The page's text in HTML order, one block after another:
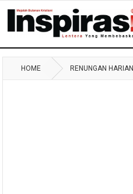
HOME RENUNGAN HARIAN